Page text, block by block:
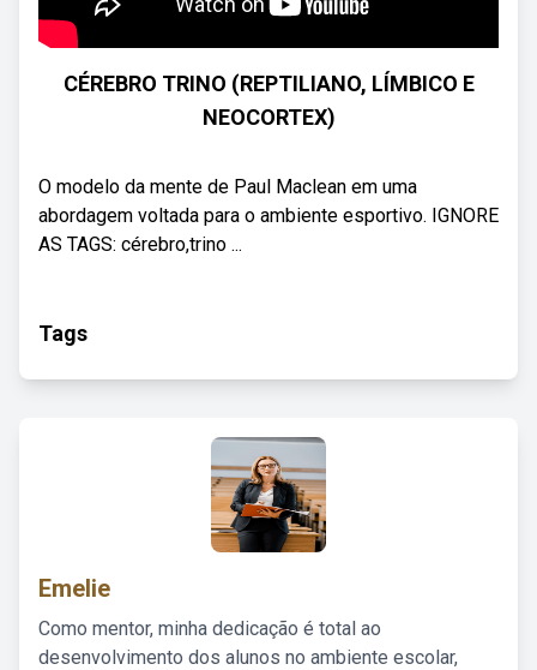
CÉREBRO TRINO (REPTILIANO, LÍMBICO E
NEOCORTEX)
O modelo da mente de Paul Maclean em uma
abordagem voltada para o ambiente esportivo. IGNORE
AS TAGS: cérebro,trino ...
Tags
Emelie
Como mentor, minha dedicação é total ao
desenvolvimento dos alunos no ambiente escolar,